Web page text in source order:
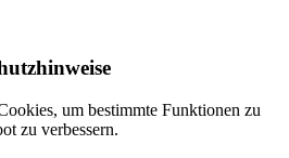
um bestimmte Funktionen zu
zu verbessern.